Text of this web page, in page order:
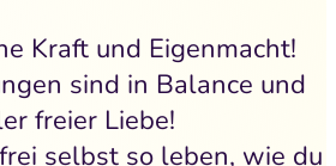
Kraft und Eigenmacht!
sind in Balance und
freier Liebe!
selbst so leben, wie du